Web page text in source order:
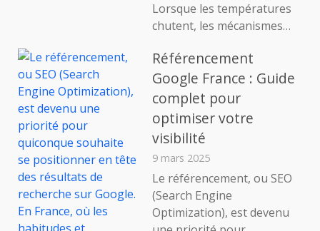
Lorsque les températures
chutent, les mécanismes…
Référencement
Google France : Guide
complet pour
optimiser votre
visibilité
9 mars 2025
Le référencement, ou SEO
(Search Engine
Optimization), est devenu